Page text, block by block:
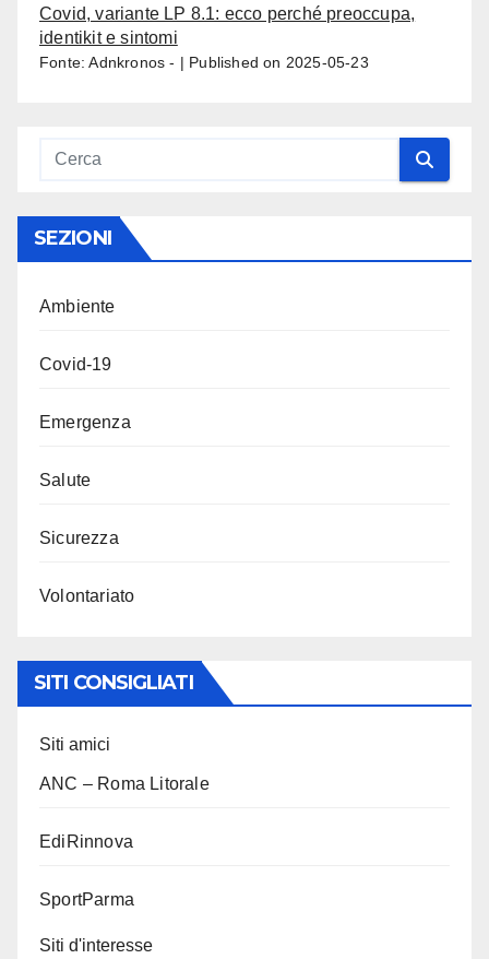
Covid, variante LP 8.1: ecco perché preoccupa,
identikit e sintomi
Fonte: Adnkronos - Published on 2025-05-23
SEZIONI
Ambiente
Covid-19
Emergenza
Salute
Sicurezza
Volontariato
SITI CONSIGLIATI
Siti amici
ANC – Roma Litorale
EdiRinnova
SportParma
Siti d'interesse